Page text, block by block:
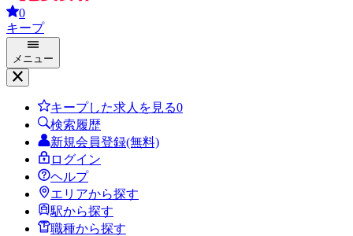
0
キープ
メニュー
キープした求人を見る0
検索履歴
新規会員登録(無料)
ログイン
ヘルプ
エリアから探す
駅から探す
職種から探す